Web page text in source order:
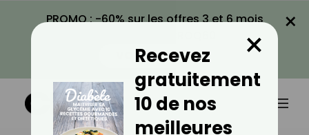
PROMO : -60% sur les offres 3 et 6 mois
VOIR LA PROMO
×
Recevez
gratuitement
10 de nos
meilleures
×